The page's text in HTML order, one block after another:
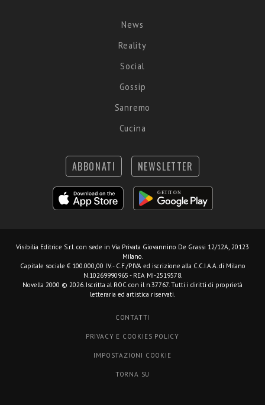
News
Reality
Social
Gossip
Sanremo
Cucina
ABBONATI NEWSLETTER
Visibilia Editrice S.r.l. con sede in Via Privata Giovannino De Grassi 12/12A, 20123
Milano.
Capitale sociale € 100.000,00 I.V. - C.F./P.IVA ed iscrizione alla C.C.I.A.A. di Milano
N.10269990965 - REA MI-2519578.
Novella 2000 © 2026. Iscritta al ROC con il n.37767. Tutti i diritti di proprietà
letteraria ed artistica riservati.
CONTATTI
PRIVACY E COOKIES POLICY
IMPOSTAZIONI COOKIE
TORNA SU